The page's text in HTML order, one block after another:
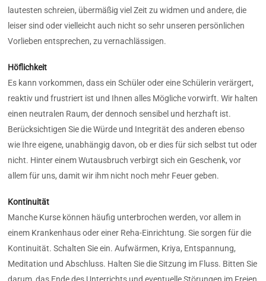
lautesten schreien, übermäßig viel Zeit zu widmen und andere, die
leiser sind oder vielleicht auch nicht so sehr unseren persönlichen
Vorlieben entsprechen, zu vernachlässigen.
Höflichkeit
Es kann vorkommen, dass ein Schüler oder eine Schülerin verärgert,
reaktiv und frustriert ist und Ihnen alles Mögliche vorwirft. Wir halten
einen neutralen Raum, der dennoch sensibel und herzhaft ist.
Berücksichtigen Sie die Würde und Integrität des anderen ebenso
wie Ihre eigene, unabhängig davon, ob er dies für sich selbst tut oder
nicht. Hinter einem Wutausbruch verbirgt sich ein Geschenk, vor
allem für uns, damit wir ihm nicht noch mehr Feuer geben.
Kontinuität
Manche Kurse können häufig unterbrochen werden, vor allem in
einem Krankenhaus oder einer Reha-Einrichtung. Sie sorgen für die
Kontinuität. Schalten Sie ein. Aufwärmen, Kriya, Entspannung,
Meditation und Abschluss. Halten Sie die Sitzung im Fluss. Bitten Sie